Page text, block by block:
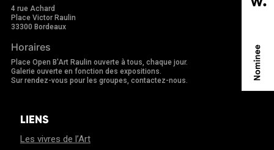
4 rue Achard
Place Victor Raulin
33300 Bordeaux
Horaires
Place Open B'Art Raulin ouverte à tous, chaque jour.
Galerie ouverte en fonction des expositions.
Sur rendez-vous pour les groupes, contactez-nous.
LIENS
Les vivres de l’Art